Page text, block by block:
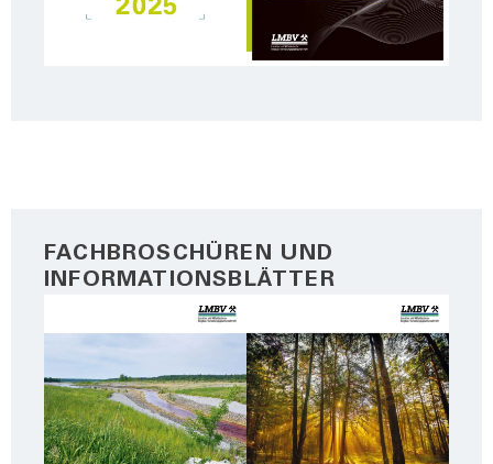
FACHBROSCHÜREN UND
INFORMATIONSBLÄTTER